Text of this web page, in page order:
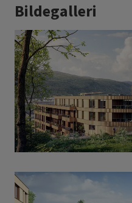
Bildegalleri